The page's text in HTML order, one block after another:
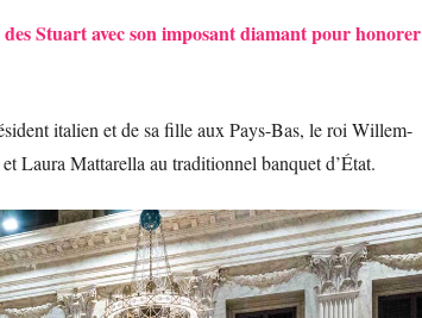
Stuart avec son imposant diamant pour honorer
italien et de sa fille aux Pays-Bas, le roi Willem-
Laura Mattarella au traditionnel banquet d’État.